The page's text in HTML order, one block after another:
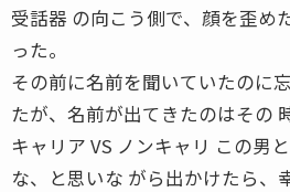
受話器 の向こう側で、顔を歪め
った。
その前に名前を聞いていたのに
たが、名前が出てきたのはその
キャリア VS ノンキャリ この男
な、と思いな がら出かけたら、